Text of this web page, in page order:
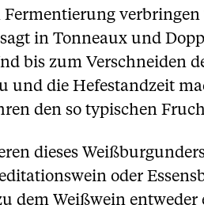
Fermentierung
in Tonneaux und
bis zum Verschneiden
und die Hefestandzeit
den so typischen
dieses
oder
dem Weißwein entweder